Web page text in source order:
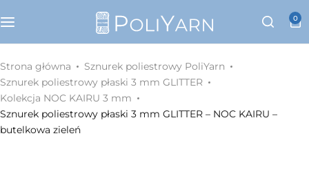
0
Strona główna
Sznurek poliestrowy PoliYarn
Sznurek poliestrowy płaski 3 mm GLITTER
Kolekcja NOC KAIRU 3 mm
Sznurek poliestrowy płaski 3 mm GLITTER – NOC KAIRU –
butelkowa zieleń
Zestawy z YouTube
Galanteria metalowa